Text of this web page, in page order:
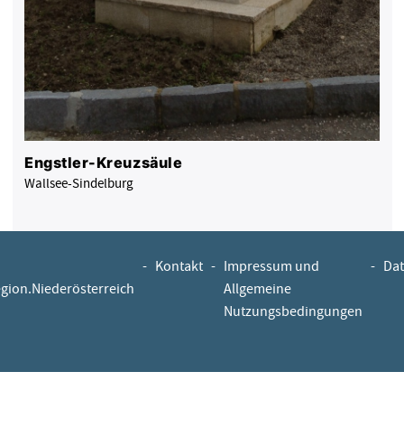
Engstler-Kreuzsäule
Wallsee-Sindelburg
- Kontakt - Impressum und
Allgemeine
Nutzungsbedingungen
-